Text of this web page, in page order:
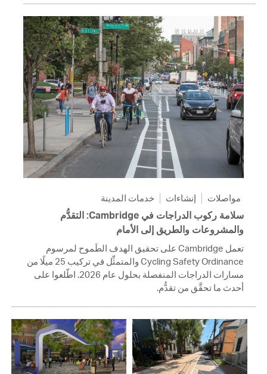
مواصلات إنشاءات خدمات المدينة
سلامة ركوب الدراجات في Cambridge: التقدُّم
والمشروعات والطريق إلى الأمام
تعمل Cambridge على تحقيق الهدف الطَموح لمرسوم
Cycling Safety Ordinance والمتمثِّل في تركيب 25 ميلًا من
مسارات الدراجات المنفصلة بحلول عام 2026. اطّلعوا على
أحدث ما تحقَّق من تقدُّم.